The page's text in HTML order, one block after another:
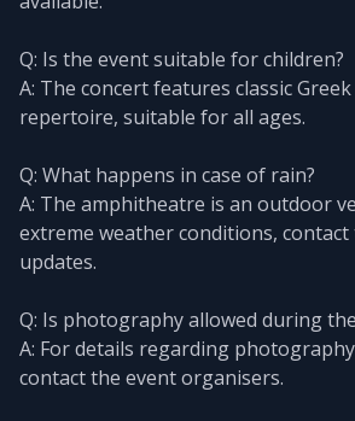
Q: Is the event suitable for children?
A: The concert features classic
repertoire, suitable for all ages.
Q: What happens in case of rain?
A: The amphitheatre is an outdoor
extreme weather conditions,
updates.
Q: Is photography allowed during
A: For details regarding
contact the event organisers.